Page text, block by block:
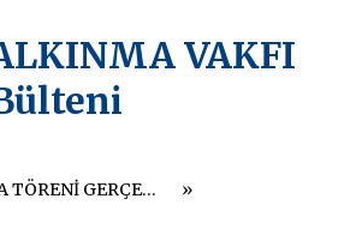
VAKFI
TANAP PROJESİ TEMEL ATMA TÖRENİ GERÇEKLEŞTİRİLDİ